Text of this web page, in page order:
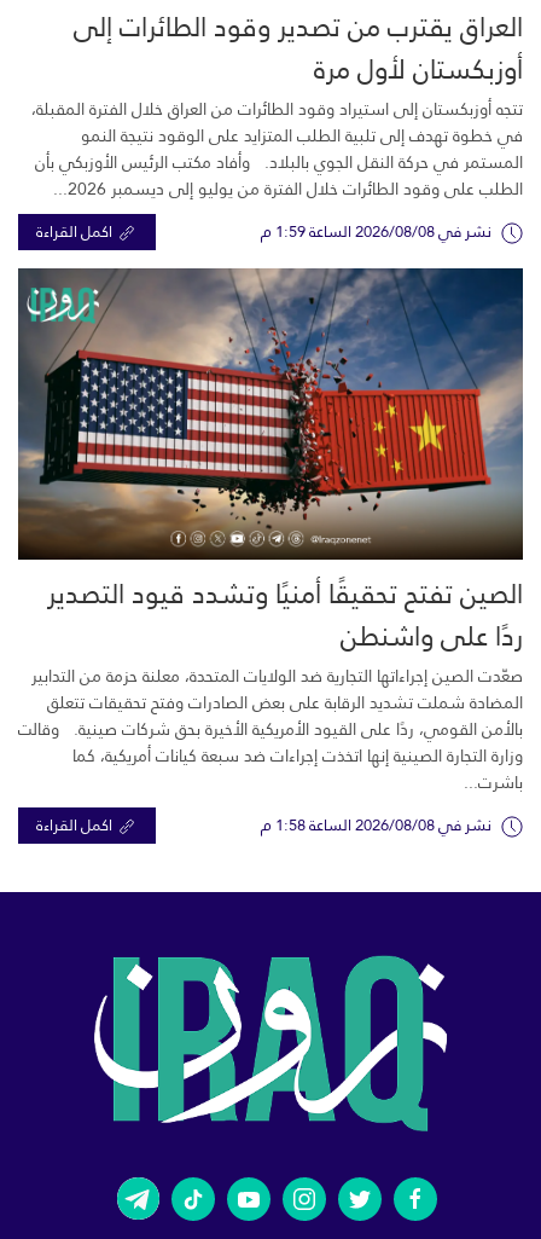
العراق يقترب من تصدير وقود الطائرات إلى
أوزبكستان لأول مرة
تتجه أوزبكستان إلى استيراد وقود الطائرات من العراق خلال الفترة المقبلة،
في خطوة تهدف إلى تلبية الطلب المتزايد على الوقود نتيجة النمو
المستمر في حركة النقل الجوي بالبلاد. وأفاد مكتب الرئيس الأوزبكي بأن
الطلب على وقود الطائرات خلال الفترة من يوليو إلى ديسمبر 2026...
نشر في 2026/08/08 الساعة 1:59 م اكمل القراءة
الصين تفتح تحقيقًا أمنيًا وتشدد قيود التصدير
ردًا على واشنطن
صعّدت الصين إجراءاتها التجارية ضد الولايات المتحدة، معلنة حزمة من التدابير
المضادة شملت تشديد الرقابة على بعض الصادرات وفتح تحقيقات تتعلق
بالأمن القومي، ردًا على القيود الأمريكية الأخيرة بحق شركات صينية. وقالت
وزارة التجارة الصينية إنها اتخذت إجراءات ضد سبعة كيانات أمريكية، كما
باشرت...
نشر في 2026/08/08 الساعة 1:58 م اكمل القراءة